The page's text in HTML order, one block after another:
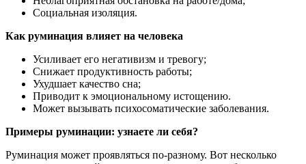
Социальная изоляция.
Как руминация влияет на человека
Усиливает его негативизм и тревогу;
Снижает продуктивность работы;
Ухудшает качество сна;
Приводит к эмоциональному истощению.
Может вызывать психосоматические заболевания.
Примеры руминации: узнаете ли себя?
Руминация может проявляться по-разному. Вот несколько